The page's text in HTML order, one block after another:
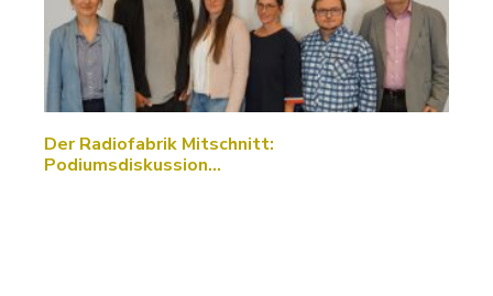
Der Radiofabrik Mitschnitt:
Podiumsdiskussion…